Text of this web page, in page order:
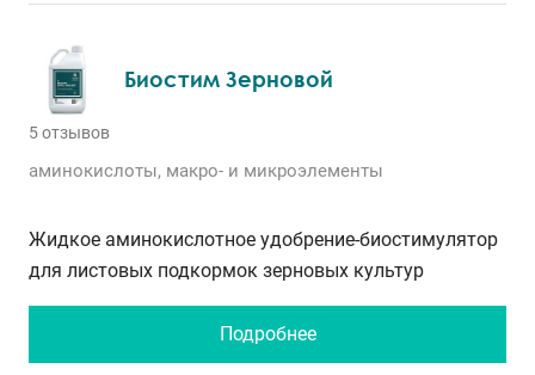
Биостим Зерновой
5 отзывов
аминокислоты, макро- и микроэлементы
Жидкое аминокислотное удобрение-биостимулятор
для листовых подкормок зерновых культур
Подробнее